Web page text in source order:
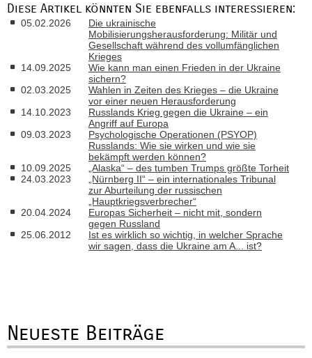
Diese Artikel könnten Sie ebenfalls interessieren:
05.02.2026
Die ukrainische
Mobilisierungsherausforderung: Militär und
Gesellschaft während des vollumfänglichen
Krieges
14.09.2025
Wie kann man einen Frieden in der Ukraine
sichern?
02.03.2025
Wahlen in Zeiten des Krieges – die Ukraine
vor einer neuen Herausforderung
14.10.2023
Russlands Krieg gegen die Ukraine – ein
Angriff auf Europa
09.03.2023
Psychologische Operationen (PSYOP)
Russlands: Wie sie wirken und wie sie
bekämpft werden können?
10.09.2025
„Alaska“ – des tumben Trumps größte Torheit
24.03.2023
„Nürnberg II“ – ein internationales Tribunal
zur Aburteilung der russischen
„Hauptkriegsverbrecher“
20.04.2024
Europas Sicherheit – nicht mit, sondern
gegen Russland
25.06.2012
Ist es wirklich so wichtig, in welcher Sprache
wir sagen, dass die Ukraine am A... ist?
Neueste Beiträge